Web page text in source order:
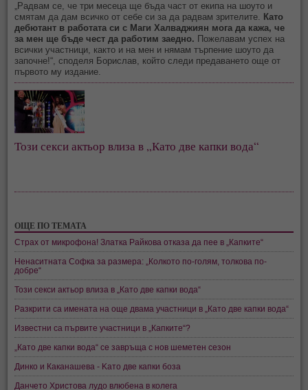
„Радвам се, че три месеца ще бъда част от екипа на шоуто и
смятам да дам всичко от себе си за да радвам зрителите. Като
дебютант в работата си с Маги Халваджиян мога да кажа, че
за мен ще бъде чест да работим заедно. Пожелавам успех на
всички участници, както и на мен и нямам търпение шоуто да
започне!“, споделя Борислав, който следи предаването още от
първото му издание.
Този секси актьор влиза в „Като две капки вода“
ОЩЕ ПО ТЕМАТА
Страх от микрофона! Златка Райкова отказа да пее в „Капките“
Ненаситната Софка за размера: „Колкото по-голям, толкова по-
добре“
Този секси актьор влиза в „Като две капки вода“
Разкрити са имената на още двама участници в „Като две капки вода“
Известни са първите участници в „Капките“?
„Като две капки вода“ се завръща с нов шеметен сезон
Динко и Каканашева - Kато две капки боза
Данчето Христова лудо влюбена в колега